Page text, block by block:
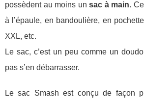
possèdent au moins unsac à main.
à l’épaule, en bandoulière, en
XXL, etc.
Le sac, c’est un peu comme un
pas s’en débarrasser.
Le sac Smash est conçu de façon